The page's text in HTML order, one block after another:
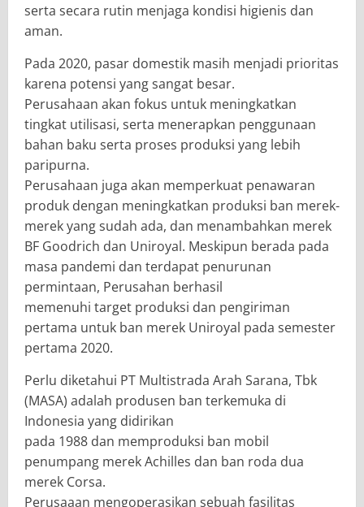
serta secara rutin menjaga kondisi higienis dan
aman.
Pada 2020, pasar domestik masih menjadi prioritas
karena potensi yang sangat besar.
Perusahaan akan fokus untuk meningkatkan
tingkat utilisasi, serta menerapkan penggunaan
bahan baku serta proses produksi yang lebih
paripurna.
Perusahaan juga akan memperkuat penawaran
produk dengan meningkatkan produksi ban merek-
merek yang sudah ada, dan menambahkan merek
BF Goodrich dan Uniroyal. Meskipun berada pada
masa pandemi dan terdapat penurunan
permintaan, Perusahan berhasil
memenuhi target produksi dan pengiriman
pertama untuk ban merek Uniroyal pada semester
pertama 2020.
Perlu diketahui PT Multistrada Arah Sarana, Tbk
(MASA) adalah produsen ban terkemuka di
Indonesia yang didirikan
pada 1988 dan memproduksi ban mobil
penumpang merek Achilles dan ban roda dua
merek Corsa.
Perusaaan mengoperasikan sebuah fasilitas